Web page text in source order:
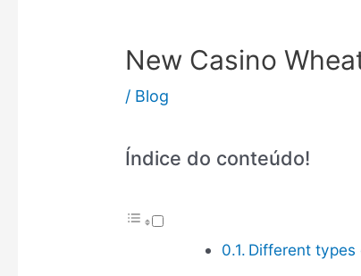
New Casino
/ Blog
Índice do conteúdo!
Different types